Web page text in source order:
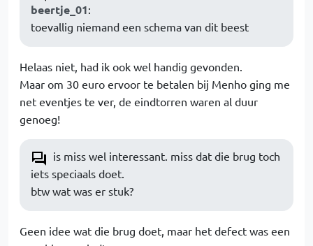
beertje_01:
toevallig niemand een schema van dit beest
Helaas niet, had ik ook wel handig gevonden.
Maar om 30 euro ervoor te betalen bij Menho ging me
net eventjes te ver, de eindtorren waren al duur
genoeg!
is miss wel interessant. miss dat die brug toch
iets speciaals doet.
btw wat was er stuk?
Geen idee wat die brug doet, maar het defect was een